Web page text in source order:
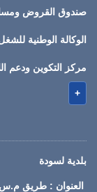
صندوق القروض
الوكالة الوطنية
مركز التكوين ودعم
+
بلدية لسودة
العنوان : طريق م.س 125 لسودة، سيدي بوزيد 9171